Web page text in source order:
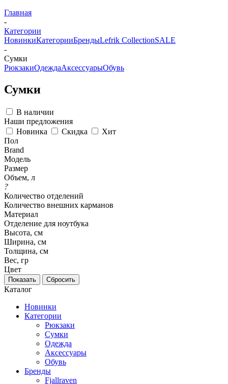
Главная
-
Категории
НовинкиКатегорииБрендыLefrik CollectionSALE
-
Сумки
РюкзакиОдеждаАксессуарыОбувь
Сумки
В наличии
Наши предложения
Новинка
Скидка
Хит
Пол
Brand
Модель
Размер
Объем, л
?
Количество отделений
Количество внешних карманов
Материал
Отделение для ноутбука
Высота, см
Ширина, см
Толщина, см
Вес, гр
Цвет
Каталог
Новинки
Категории
Рюкзаки
Сумки
Одежда
Аксессуары
Обувь
Бренды
Fjallraven